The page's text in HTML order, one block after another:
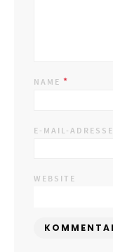
NAME *
E-MAIL-ADRESSE
WEBSITE